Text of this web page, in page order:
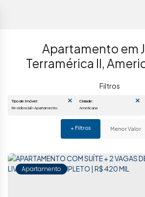
Apartamento em
Terramérica II,
Residencial » Apartamento Americana
Apartamento